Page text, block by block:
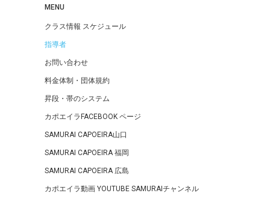
MENU
クラス情報 スケジュール
指導者
お問い合わせ
料金体制・団体規約
昇段・帯のシステム
カポエイラFACEBOOK ページ
SAMURAI CAPOEIRA山口
SAMURAI CAPOEIRA 福岡
SAMURAI CAPOEIRA 広島
カポエイラ動画 YOUTUBE SAMURAIチャンネル